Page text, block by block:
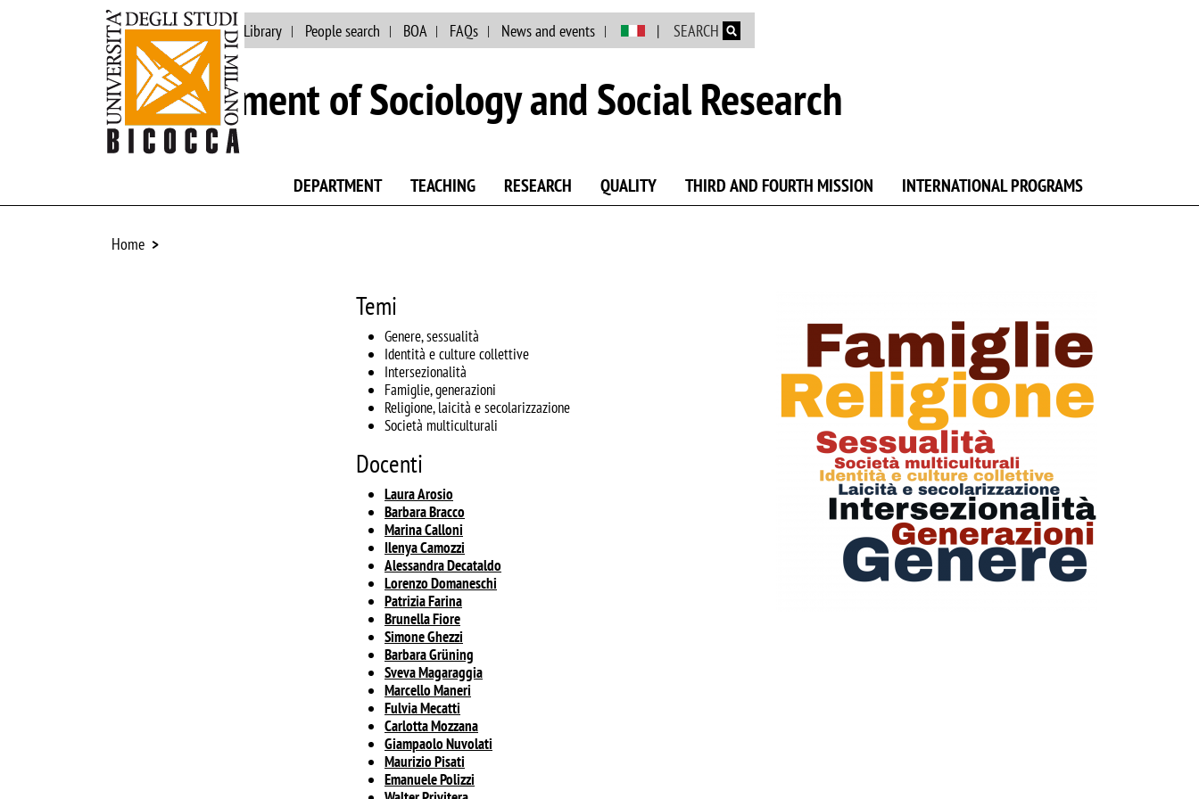
Skip to main content
Main site University Library People search BOA FAQs News and events SEARCH
Department of Sociology and Social Research
DEPARTMENT TEACHING RESEARCH QUALITY THIRD AND FOURTH MISSION INTERNATIONAL PROGRAMS
Home
Temi
Genere, sessualità
Identità e culture collettive
Intersezionalità
Famiglie, generazioni
Religione, laicità e secolarizzazione
Società multiculturali
Docenti
LauraArosio
BarbaraBracco
MarinaCalloni
IlenyaCamozzi
AlessandraDecataldo
LorenzoDomaneschi
PatriziaFarina
BrunellaFiore
SimoneGhezzi
BarbaraGrüning
SvevaMagaraggia
MarcelloManeri
FulviaMecatti
CarlottaMozzana
GiampaoloNuvolati
MaurizioPisati
EmanuelePolizzi